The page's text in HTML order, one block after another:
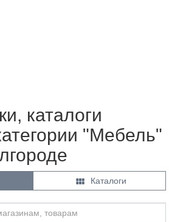
каталоги
"Мебель"
 Каталоги